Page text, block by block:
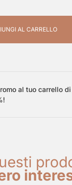
AL CARRELLO
al tuo carrello